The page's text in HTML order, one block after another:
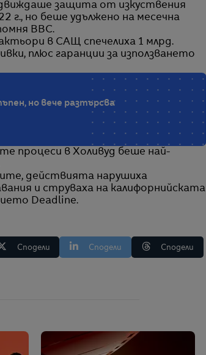
защита от изкуствения
г., но беше удължено на месечна
BBC.
в САЩ спечелиха 1 млрд.
плюс гаранции за използването
но вече разтърсва
процеси в Холивуд беше най-
действията нарушиха
и струваха на калифорнийската
Deadline.
Сподели Сподели Сподели